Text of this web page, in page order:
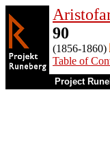
90
(1856-1860)
Table of
Project